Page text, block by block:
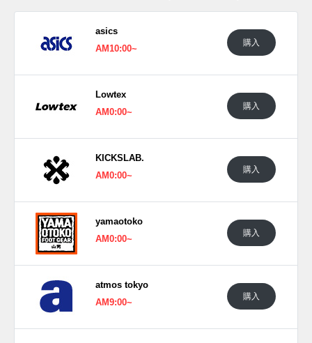
COFFEE BEAN/DARK BROWN (1201A743-200)
■BARITONE BLUE/BLUE ATOLL (1201A743-400)
(pic. ASICS)
asics
AM10:00~
購入
Lowtex
AM0:00~
購入
KICKSLAB.
AM0:00~
購入
yamaotoko
AM0:00~
購入
atmos tokyo
AM9:00~
購入